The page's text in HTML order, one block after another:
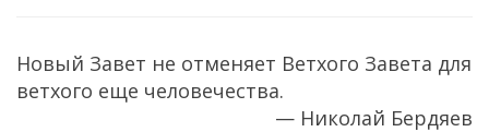
Новый Завет не отменяет Ветхого Завета для
ветхого еще человечества.
— Николай Бердяев